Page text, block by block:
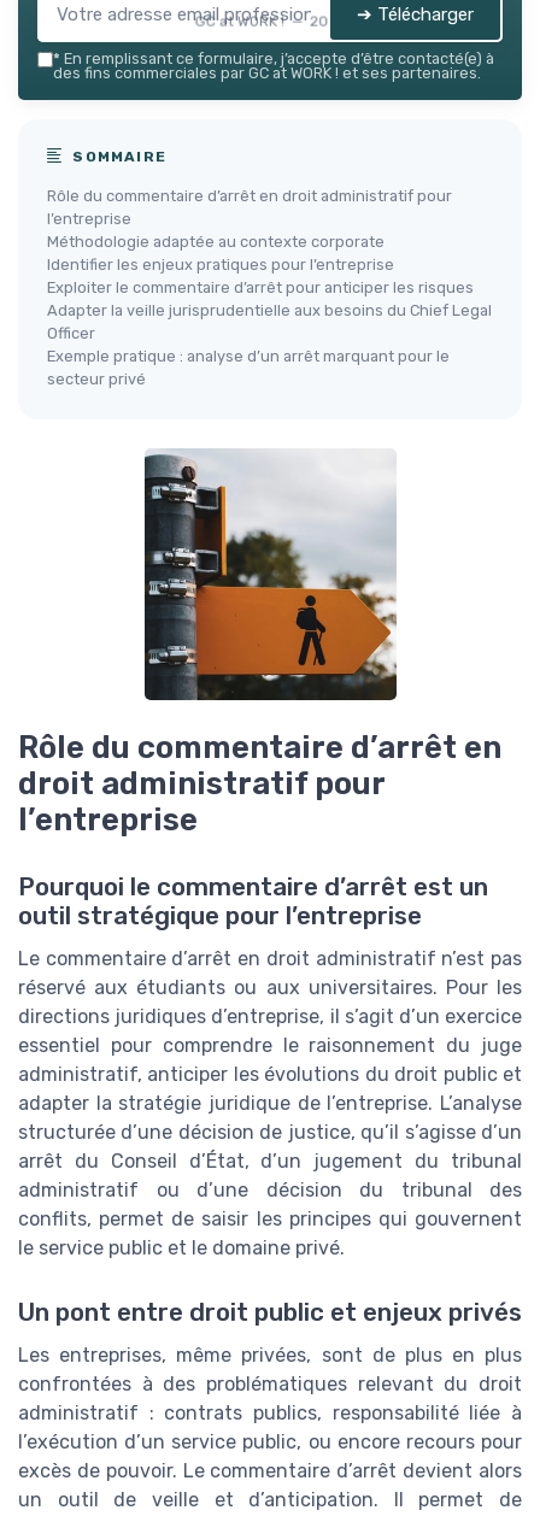
GC at WORK ! — 2026 ➔ Télécharger
* En remplissant ce formulaire, j’accepte d’être contacté(e) à
des fins commerciales par GC at WORK ! et ses partenaires.
SOMMAIRE
Rôle du commentaire d’arrêt en droit administratif pour
l’entreprise
Méthodologie adaptée au contexte corporate
Identifier les enjeux pratiques pour l’entreprise
Exploiter le commentaire d’arrêt pour anticiper les risques
Adapter la veille jurisprudentielle aux besoins du Chief Legal
Officer
Exemple pratique : analyse d’un arrêt marquant pour le
secteur privé
Rôle du commentaire d’arrêt en
droit administratif pour
l’entreprise
Pourquoi le commentaire d’arrêt est un
outil stratégique pour l’entreprise
Le commentaire d’arrêt en droit administratif n’est pas
réservé aux étudiants ou aux universitaires. Pour les
directions juridiques d’entreprise, il s’agit d’un exercice
essentiel pour comprendre le raisonnement du juge
administratif, anticiper les évolutions du droit public et
adapter la stratégie juridique de l’entreprise. L’analyse
structurée d’une décision de justice, qu’il s’agisse d’un
arrêt du Conseil d’État, d’un jugement du tribunal
administratif ou d’une décision du tribunal des
conflits, permet de saisir les principes qui gouvernent
le service public et le domaine privé.
Un pont entre droit public et enjeux privés
Les entreprises, même privées, sont de plus en plus
confrontées à des problématiques relevant du droit
administratif : contrats publics, responsabilité liée à
l’exécution d’un service public, ou encore recours pour
excès de pouvoir. Le commentaire d’arrêt devient alors
un outil de veille et d’anticipation. Il permet de